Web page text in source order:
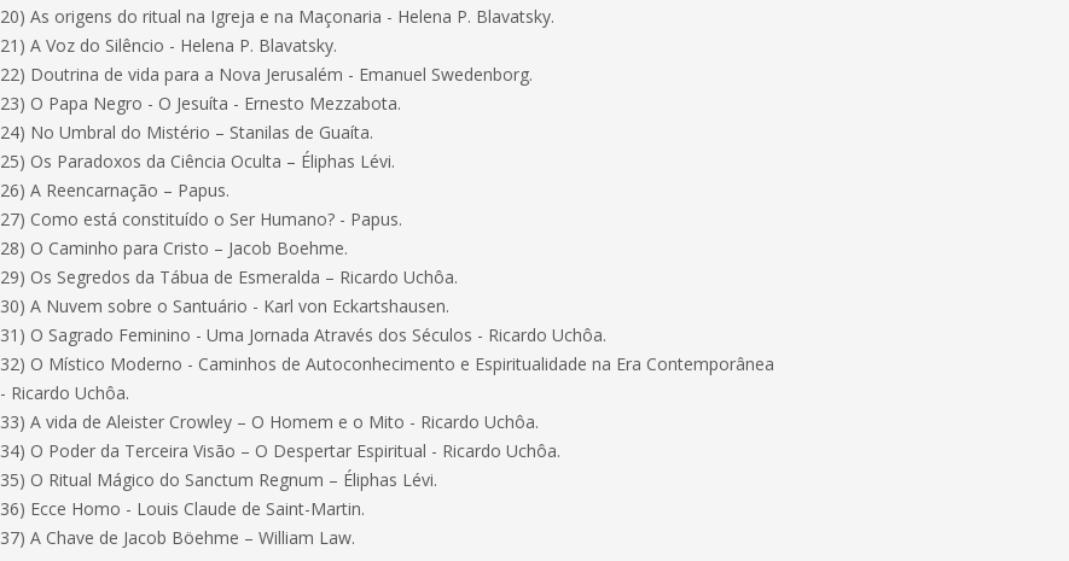
20) As origens do ritual na Igreja e na Maçonaria - Helena P. Blavatsky.
21) A Voz do Silêncio - Helena P. Blavatsky.
22) Doutrina de vida para a Nova Jerusalém - Emanuel Swedenborg.
23) O Papa Negro - O Jesuíta - Ernesto Mezzabota.
24) No Umbral do Mistério – Stanilas de Guaíta.
25) Os Paradoxos da Ciência Oculta – Éliphas Lévi.
26) A Reencarnação – Papus.
27) Como está constituído o Ser Humano? - Papus.
28) O Caminho para Cristo – Jacob Boehme.
29) Os Segredos da Tábua de Esmeralda – Ricardo Uchôa.
30) A Nuvem sobre o Santuário - Karl von Eckartshausen.
31) O Sagrado Feminino - Uma Jornada Através dos Séculos - Ricardo Uchôa.
32) O Místico Moderno - Caminhos de Autoconhecimento e Espiritualidade na Era Contemporânea
- Ricardo Uchôa.
33) A vida de Aleister Crowley – O Homem e o Mito - Ricardo Uchôa.
34) O Poder da Terceira Visão – O Despertar Espiritual - Ricardo Uchôa.
35) O Ritual Mágico do Sanctum Regnum – Éliphas Lévi.
36) Ecce Homo - Louis Claude de Saint-Martin.
37) A Chave de Jacob Böehme – William Law.